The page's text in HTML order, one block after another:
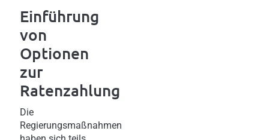
Einführung
von
Optionen
zur
Ratenzahlung
Die
Regierungsmaßnahmen